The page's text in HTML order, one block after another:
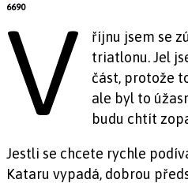
6690
V
říjnu jsem se
triatlonu. Jel
část, protože
ale byl to
budu chtít
Jestli se chcete rychle
Kataru vypadá, dobrou